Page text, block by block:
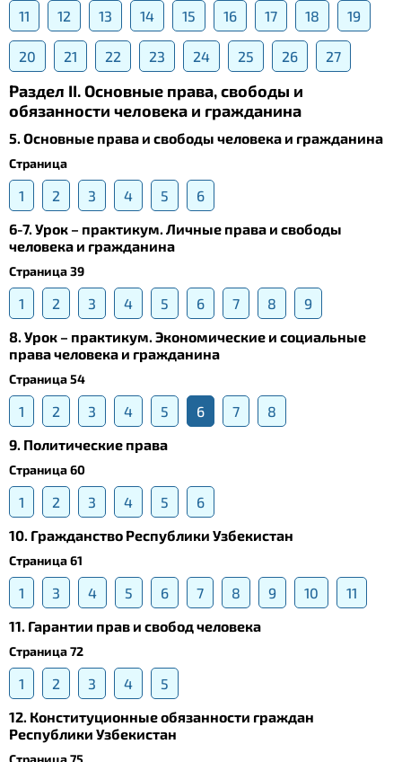
11 12 13 14 15 16 17 18 19
20 21 22 23 24 25 26 27
Раздел II. Основные права, свободы и
обязанности человека и гражданина
5. Основные права и свободы человека и гражданина
Страница
1 2 3 4 5
6
6-7. Урок – практикум. Личные права и свободы
человека и гражданина
Страница 39
1 2 3 4 5 6 7 8
9
8. Урок – практикум. Экономические и социальные
права человека и гражданина
Страница 54
1 2 3 4 5 6 7
8
9. Политические права
Страница 60
1 2 3 4 5
6
10. Гражданство Республики Узбекистан
Страница 61
1 3 4 5 6 7 8 9 10
11
11. Гарантии прав и свобод человека
Страница 72
1 2 3 4
5
12. Конституционные обязанности граждан
Республики Узбекистан
Страница 75